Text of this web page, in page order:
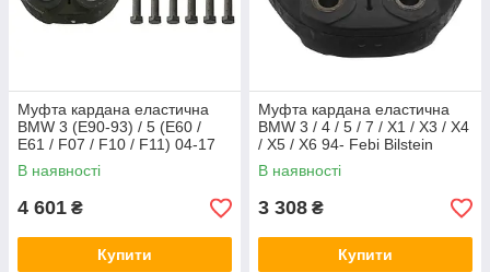
Муфта кардана еластична
BMW 3 (E90-93) / 5 (E60 /
E61 / F07 / F10 / F11) 04-17
комплект Febi Bilstein 43527
В наявності
4 601 ₴
Купити
Муфта кардана еластична
BMW 3 / 4 / 5 / 7 / X1 / X3 / X4
/ X5 / X6 94- Febi Bilstein
09203
В наявності
3 308 ₴
Купити